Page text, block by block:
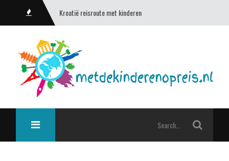
Kroatië reisroute met kinderen